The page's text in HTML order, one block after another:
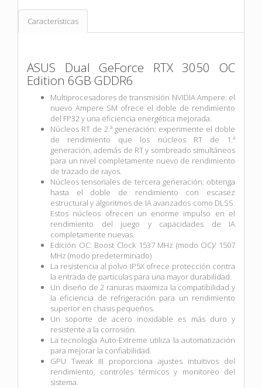
Características
ASUS Dual GeForce RTX 3050 OC
Edition 6GB GDDR6
Multiprocesadores de transmisión NVIDIA Ampere: el
nuevo Ampere SM ofrece el doble de rendimiento
del FP32 y una eficiencia energética mejorada.
Núcleos RT de 2.ª generación: experimente el doble
de rendimiento que los núcleos RT de 1.ª
generación, además de RT y sombreado simultáneos
para un nivel completamente nuevo de rendimiento
de trazado de rayos.
Núcleos tensoriales de tercera generación: obtenga
hasta el doble de rendimiento con escasez
estructural y algoritmos de IA avanzados como DLSS.
Estos núcleos ofrecen un enorme impulso en el
rendimiento del juego y capacidades de IA
completamente nuevas.
Edición OC: Boost Clock 1537 MHz (modo OC)/ 1507
MHz (modo predeterminado)
La resistencia al polvo IP5X ofrece protección contra
la entrada de partículas para una mayor durabilidad.
Un diseño de 2 ranuras maximiza la compatibilidad y
la eficiencia de refrigeración para un rendimiento
superior en chasis pequeños.
Un soporte de acero inoxidable es más duro y
resistente a la corrosión.
La tecnología Auto-Extreme utiliza la automatización
para mejorar la confiabilidad.
GPU Tweak III proporciona ajustes intuitivos del
rendimiento, controles térmicos y monitoreo del
sistema.